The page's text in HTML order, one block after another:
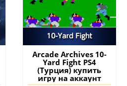
Arcade Archives 10-
Yard Fight PS4
(Турция) купить
игру на аккаунт